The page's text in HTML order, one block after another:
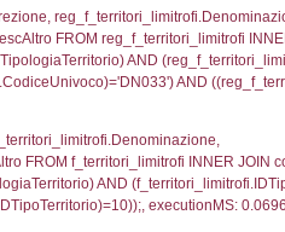
FROM
AND
executionMS:
f_territori_limitrofi